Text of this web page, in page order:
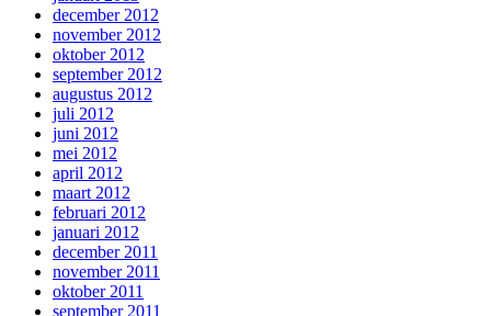
december 2012
november 2012
oktober 2012
september 2012
augustus 2012
juli 2012
juni 2012
mei 2012
april 2012
maart 2012
februari 2012
januari 2012
december 2011
november 2011
oktober 2011
september 2011